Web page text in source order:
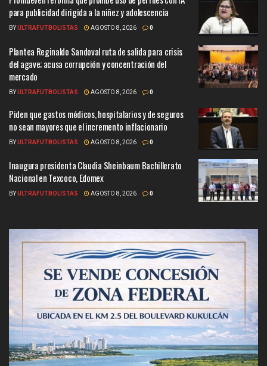
para publicidad dirigida a la niñez y adolescencia
BYULTRAFUTBOLISTAS AGOSTO 8, 2026 0
Plantea Reginaldo Sandoval ruta de salida para crisis
del agave; acusa corrupción y concentración del
mercado
BYULTRAFUTBOLISTAS AGOSTO 8, 2026 0
Piden que gastos médicos, hospitalarios y de seguros
no sean mayores que el incremento inflacionario
BYULTRAFUTBOLISTAS AGOSTO 8, 2026 0
Inaugura presidenta Claudia Sheinbaum Bachillerato
Nacional en Texcoco, Edomex
BYULTRAFUTBOLISTAS AGOSTO 8, 2026 0